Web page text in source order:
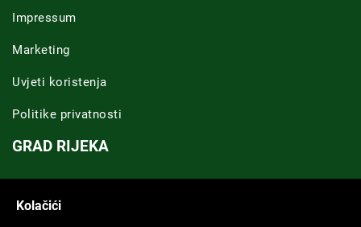
Impressum
Marketing
Uvjeti koristenja
Politike privatnosti
GRAD RIJEKA
Kolačići